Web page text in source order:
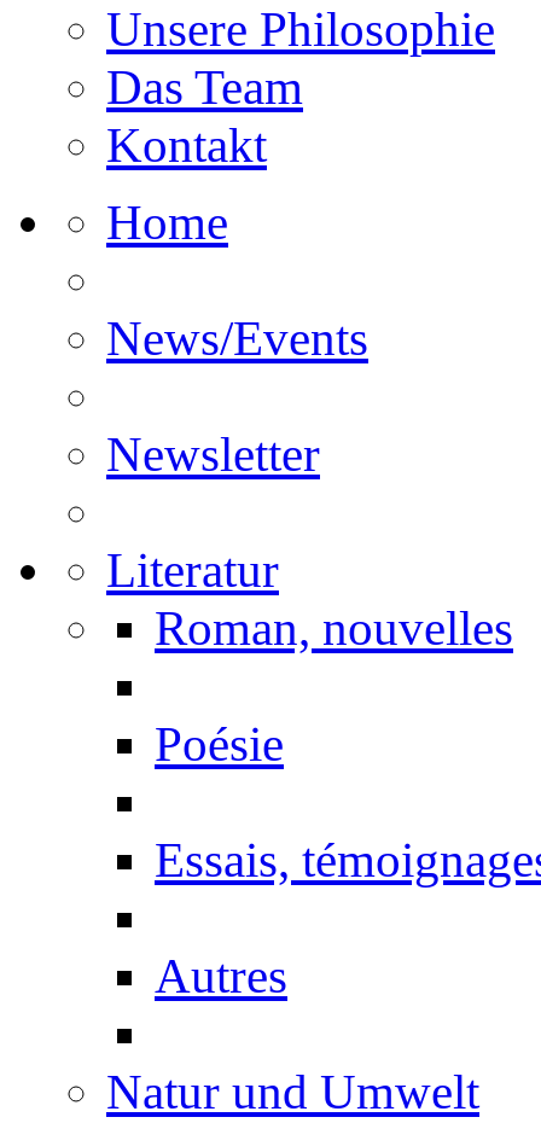
Unsere Philosophie
Das Team
Kontakt
Home
News/Events
Newsletter
Literatur
Roman, nouvelles
Poésie
Essais,
Autres
Natur und Umwelt